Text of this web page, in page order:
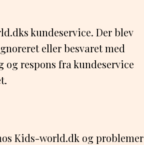
kundeservice. Der blev
eller besvaret med
respons fra kundeservice
Kids-world.dk og problemer